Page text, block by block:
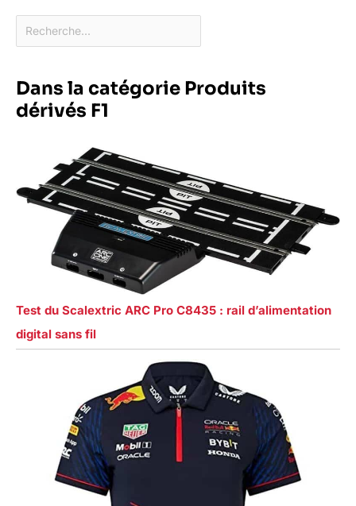
Dans la catégorie Produits
dérivés F1
Test du Scalextric ARC Pro C8435 : rail d’alimentation
digital sans fil